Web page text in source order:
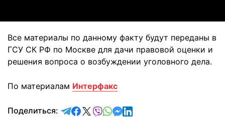
Все материалы по данному факту будут переданы в
ГСУ СК РФ по Москве для дачи правовой оценки и
решения вопроса о возбуждении уголовного дела.
По материалам Интерфакс
Поделиться: отправить в Telegram
поделиться в Facebook
поделиться в X
отправить в Viber
отправить в Whatsapp
отправить в Messenger
отправить в LinkedIn